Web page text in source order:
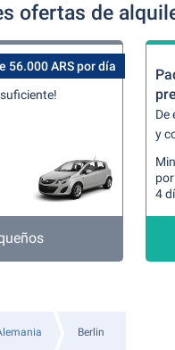
ofertas de
56.000 ARS por día
De
y
4
Berlin